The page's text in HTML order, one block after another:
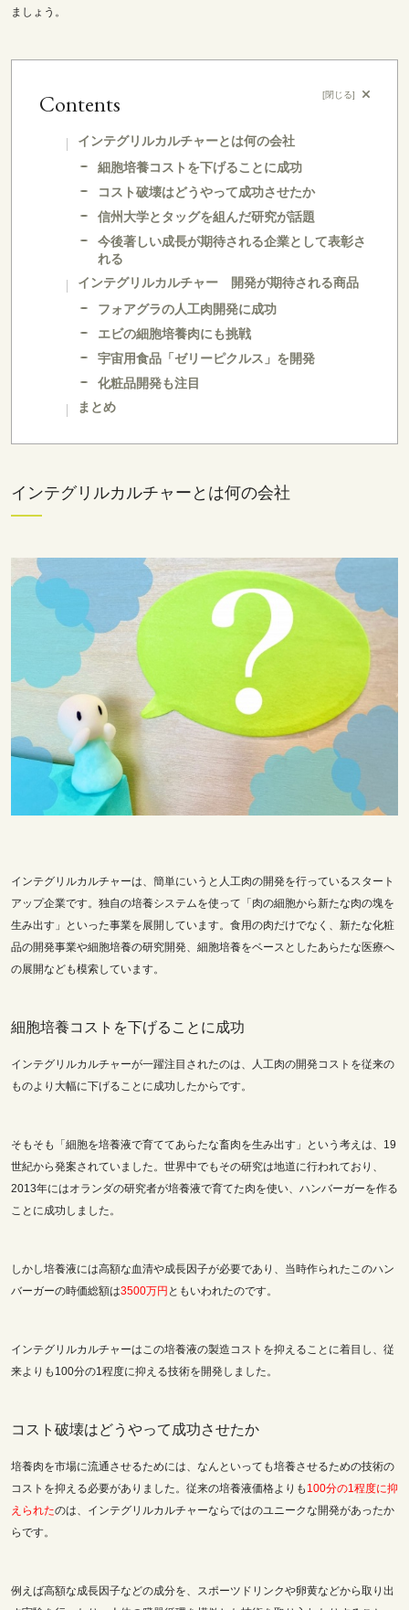
ましょう。
Contents [閉じる]
インテグリルカルチャーとは何の会社
細胞培養コストを下げることに成功
コスト破壊はどうやって成功させたか
信州大学とタッグを組んだ研究が話題
今後著しい成長が期待される企業として表彰さ
れる
インテグリルカルチャー 開発が期待される商品
フォアグラの人工肉開発に成功
エビの細胞培養肉にも挑戦
宇宙用食品「ゼリーピクルス」を開発
化粧品開発も注目
まとめ
インテグリルカルチャーとは何の会社
インテグリルカルチャーは、簡単にいうと人工肉の開発を行っているスタート
アップ企業です。独自の培養システムを使って「肉の細胞から新たな肉の塊を
生み出す」といった事業を展開しています。食用の肉だけでなく、新たな化粧
品の開発事業や細胞培養の研究開発、細胞培養をベースとしたあらたな医療へ
の展開なども模索しています。
細胞培養コストを下げることに成功
インテグリルカルチャーが一躍注目されたのは、人工肉の開発コストを従来の
ものより大幅に下げることに成功したからです。
そもそも「細胞を培養液で育ててあらたな畜肉を生み出す」という考えは、19
世紀から発案されていました。世界中でもその研究は地道に行われており、
2013年にはオランダの研究者が培養液で育てた肉を使い、ハンバーガーを作る
ことに成功しました。
しかし培養液には高額な血清や成長因子が必要であり、当時作られたこのハン
バーガーの時価総額は3500万円 ともいわれたのです。
インテグリルカルチャーはこの培養液の製造コストを抑えることに着目し、従
来よりも100分の1程度に抑える技術を開発しました。
コスト破壊はどうやって成功させたか
培養肉を市場に流通させるためには、なんといっても培養させるための技術の
コストを抑える必要がありました。従来の培養液価格よりも 100分の1程度に抑
えられたのは、インテグリルカルチャーならではのユニークな開発があったか
らです。
例えば高額な成長因子などの成分を、スポーツドリンクや卵黄などから取り出